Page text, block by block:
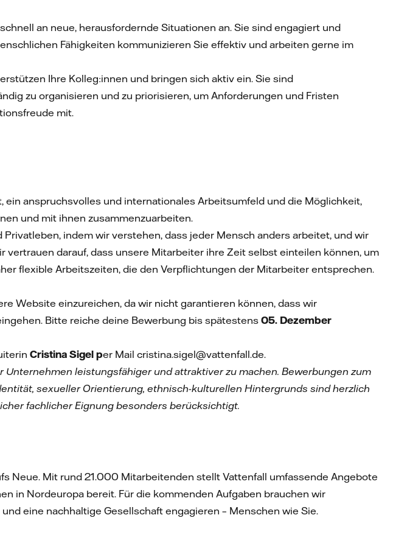
an neue, herausfordernde Situationen an. Sie sind engagiert und
Fähigkeiten kommunizieren Sie effektiv und arbeiten gerne im
Ihre Kolleg:innen und bringen sich aktiv ein. Sie sind
zu organisieren und zu priorisieren, um Anforderungen und Fristen
mit.
anspruchsvolles und internationales Arbeitsumfeld und die Möglichkeit,
und mit ihnen zusammenzuarbeiten.
indem wir verstehen, dass jeder Mensch anders arbeitet, und wir
darauf, dass unsere Mitarbeiter ihre Zeit selbst einteilen können, um
flexible Arbeitszeiten, die den Verpflichtungen der Mitarbeiter entsprechen.
Website einzureichen, da wir nicht garantieren können, dass wir
Bitte reiche deine Bewerbung bis spätestens 05. Dezember
Cristina Sigel per Mail cristina.sigel@vattenfall.de.
Unternehmen leistungsfähiger und attraktiver zu machen. Bewerbungen zum
sexueller Orientierung, ethnisch-kulturellen Hintergrunds sind herzlich
fachlicher Eignung besonders berücksichtigt.
Neue. Mit rund 21.000 Mitarbeitenden stellt Vattenfall umfassende Angebote
in Nordeuropa bereit. Für die kommenden Aufgaben brauchen wir
eine nachhaltige Gesellschaft engagieren – Menschen wie Sie.